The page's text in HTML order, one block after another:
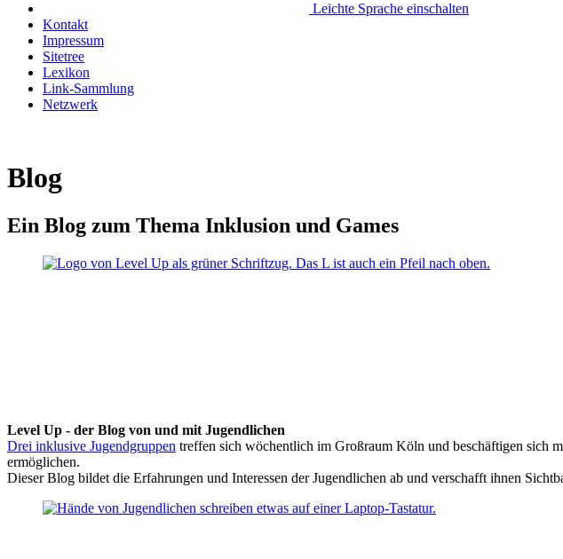
Leichte Sprache einschalten
Kontakt
Impressum
Sitetree
Lexikon
Link-Sammlung
Netzwerk
Blog
Ein Blog zum Thema Inklusion und Games
Level Up - der Blog von und mit Jugendlichen
Drei inklusive Jugendgruppen treffen sich wöchentlich im Großraum Köln und beschäftigen sich
ermöglichen.
Dieser Blog bildet die Erfahrungen und Interessen der Jugendlichen ab und verschafft ihnen